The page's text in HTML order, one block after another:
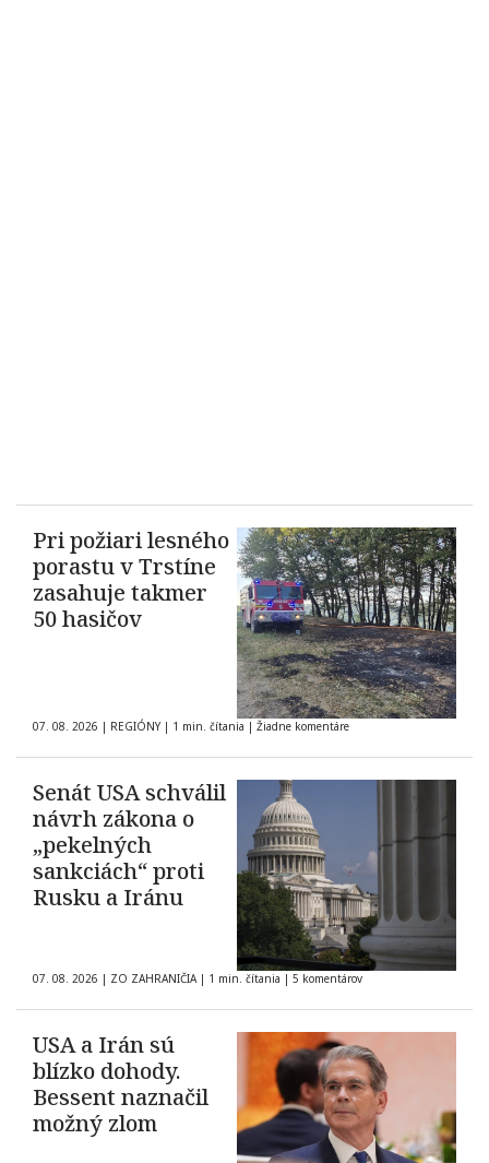
Pri požiari lesného
porastu v Trstíne
zasahuje takmer
50 hasičov
07. 08. 2026 | REGIÓNY | 1 min. čítania | Žiadne komentáre
Senát USA schválil
návrh zákona o
„pekelných
sankciách“ proti
Rusku a Iránu
07. 08. 2026 | ZO ZAHRANIČIA | 1 min. čítania | 5 komentárov
USA a Irán sú
blízko dohody.
Bessent naznačil
možný zlom